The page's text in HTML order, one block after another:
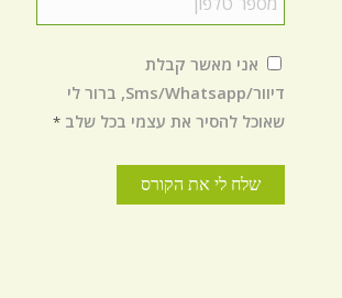
הסכמהאני מאשר קבלת
דיוור/Sms/Whatsapp, ברור לי
שאוכל להסיר את עצמי בכל שלב *